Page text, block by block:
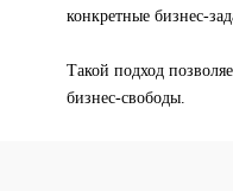
конкретные бизнес-
Такой подход
бизнес-свободы.